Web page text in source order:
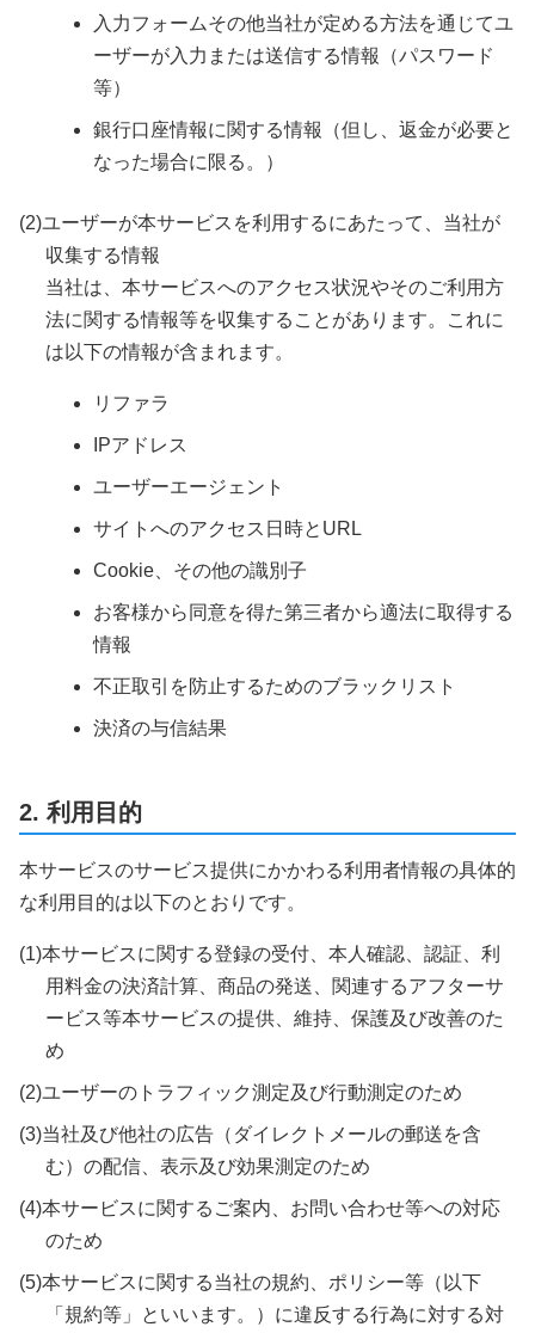
入力フォームその他当社が定める方法を通じてユ
ーザーが入力または送信する情報（パスワード
等）
銀行口座情報に関する情報（但し、返金が必要と
なった場合に限る。）
(2)ユーザーが本サービスを利用するにあたって、当社が
収集する情報
当社は、本サービスへのアクセス状況やそのご利用方
法に関する情報等を収集することがあります。これに
は以下の情報が含まれます。
リファラ
IPアドレス
ユーザーエージェント
サイトへのアクセス日時とURL
Cookie、その他の識別子
お客様から同意を得た第三者から適法に取得する
情報
不正取引を防止するためのブラックリスト
決済の与信結果
2. 利用目的
本サービスのサービス提供にかかわる利用者情報の具体的
な利用目的は以下のとおりです。
(1)本サービスに関する登録の受付、本人確認、認証、利
用料金の決済計算、商品の発送、関連するアフターサ
ービス等本サービスの提供、維持、保護及び改善のた
め
(2)ユーザーのトラフィック測定及び行動測定のため
(3)当社及び他社の広告（ダイレクトメールの郵送を含
む）の配信、表示及び効果測定のため
(4)本サービスに関するご案内、お問い合わせ等への対応
のため
(5)本サービスに関する当社の規約、ポリシー等（以下
「規約等」といいます。）に違反する行為に対する対